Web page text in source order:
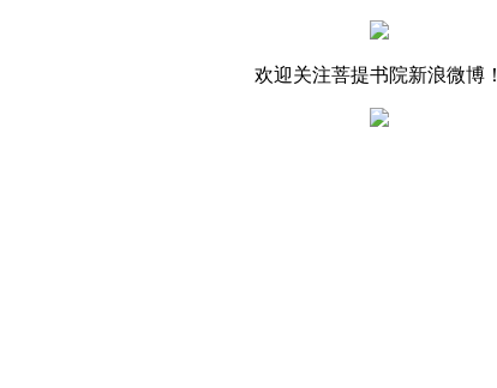
欢迎关注菩提书院新浪微博！